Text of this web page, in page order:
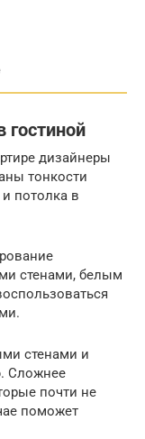
гостиной
дизайнеры
тонкости
потолка в
стенами, белым
стенами и
Сложнее
почти не
поможет